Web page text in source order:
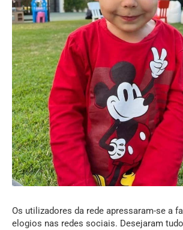
Os utilizadores da rede apressaram-se a
elogios nas redes sociais. Desejaram